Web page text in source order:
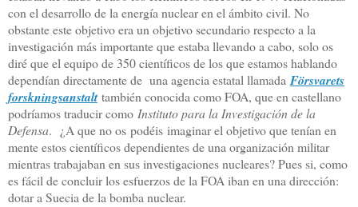
con el desarrollo de la energía nuclear en el ámbito civil. No
obstante este objetivo era un objetivo secundario respecto a la
investigación más importante que estaba llevando a cabo, solo os
diré que el equipo de 350 científicos de los que estamos hablando
dependían directamente de una agencia estatal llamada Försvarets
forskningsanstalttambién conocida como FOA, que en castellano
podríamos traducir como Instituto para la Investigación de la
Defensa. ¿A que no os podéis imaginar el objetivo que tenían en
mente estos científicos dependientes de una organización militar
mientras trabajaban en sus investigaciones nucleares? Pues si, como
es fácil de concluir los esfuerzos de la FOA iban en una dirección:
dotar a Suecia de la bomba nuclear.